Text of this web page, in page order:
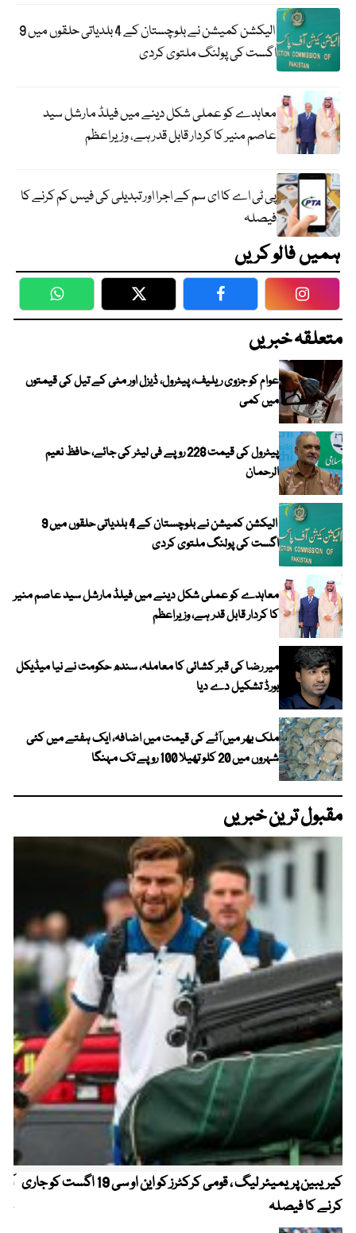
الیکشن کمیشن نے بلوچستان کے 4 بلدیاتی حلقوں میں 9
اگست کی پولنگ ملتوی کردی
معاہدے کو عملی شکل دینے میں فیلڈ مارشل سید
عاصم منیر کا کردار قابل قدر ہے، وزیراعظم
پی ٹی اے کا ای سم کے اجرا اور تبدیلی کی فیس کم کرنے کا
فیصلہ
ہمیں فالو کریں
WhatsApp Twitter Facebook
متعلقہ خبریں
عوام کو جزوی ریلیف، پیٹرول، ڈیزل اور مٹی کے تیل کی قیمتوں
میں کمی
پیٹرول کی قیمت 228 روپے فی لیٹر کی جائے، حافظ نعیم
الرحمان
الیکشن کمیشن نے بلوچستان کے 4 بلدیاتی حلقوں میں 9
اگست کی پولنگ ملتوی کردی
معاہدے کو عملی شکل دینے میں فیلڈ مارشل سید عاصم منیر
کا کردار قابل قدر ہے، وزیراعظم
میر رضا کی قبر کشائی کا معاملہ، سندھ حکومت نے نیا میڈیکل
بورڈ تشکیل دے دیا
ملک بھر میں آٹے کی قیمت میں اضافہ، ایک ہفتے میں کئی
شہروں میں 20 کلو تھیلا 100 روپے تک مہنگا
مقبول ترین خبریں
کیریبین پریمیئر لیگ ، قومی کرکٹرز کو این او سی 19 اگست کو جاری
کرنے کا فیصلہ